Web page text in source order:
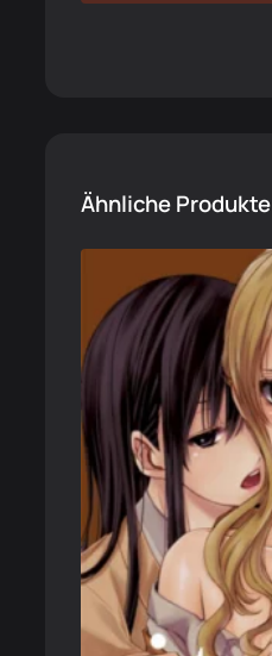
Ähnliche Produkte